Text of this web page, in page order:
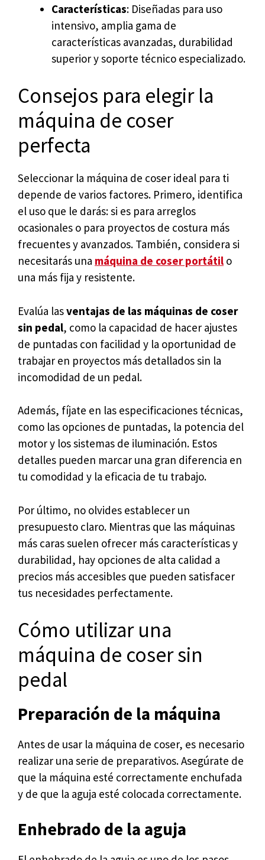
Características: Diseñadas para uso
intensivo, amplia gama de
características avanzadas, durabilidad
superior y soporte técnico especializado.
Consejos para elegir la
máquina de coser
perfecta
Seleccionar la máquina de coser ideal para ti
depende de varios factores. Primero, identifica
el uso que le darás: si es para arreglos
ocasionales o para proyectos de costura más
frecuentes y avanzados. También, considera si
necesitarás una máquina de coser portátil o
una más fija y resistente.
Evalúa lasventajas de las máquinas de coser
sin pedal, como la capacidad de hacer ajustes
de puntadas con facilidad y la oportunidad de
trabajar en proyectos más detallados sin la
incomodidad de un pedal.
Además, fíjate en las especificaciones técnicas,
como las opciones de puntadas, la potencia del
motor y los sistemas de iluminación. Estos
detalles pueden marcar una gran diferencia en
tu comodidad y la eficacia de tu trabajo.
Por último, no olvides establecer un
presupuesto claro. Mientras que las máquinas
más caras suelen ofrecer más características y
durabilidad, hay opciones de alta calidad a
precios más accesibles que pueden satisfacer
tus necesidades perfectamente.
Cómo utilizar una
máquina de coser sin
pedal
Preparación de la máquina
Antes de usar la máquina de coser, es necesario
realizar una serie de preparativos. Asegúrate de
que la máquina esté correctamente enchufada
y de que la aguja esté colocada correctamente.
Enhebrado de la aguja